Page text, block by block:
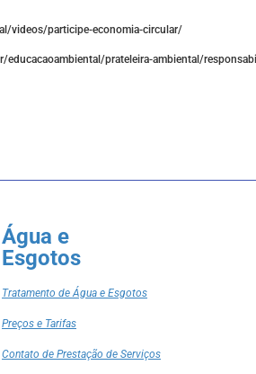
videos/participe-economia-circular/
educacaoambiental/prateleira-ambiental/
Água e
Esgotos
Tratamento de Água e Esgotos
Preços e Tarifas
Contato de Prestação de Serviços